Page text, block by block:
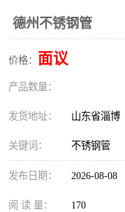
德州不锈钢管
价格： 面议
产品数量：
发货地址： 山东省淄博
关键词： 不锈钢管
发布日期： 2026-08-08
阅 读 量： 170